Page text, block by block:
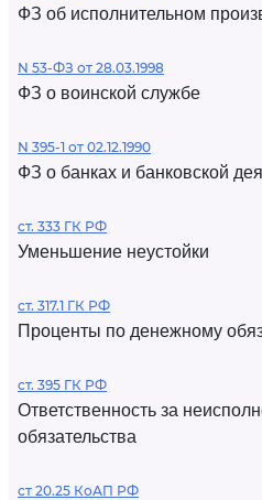
ФЗ об исполнительном
N 53-ФЗ от 28.03.1998
ФЗ о воинской службе
N 395-1 от 02.12.1990
ФЗ о банках и банковской
ст. 333 ГК РФ
Уменьшение неустойки
ст. 317.1 ГК РФ
Проценты по денежному
ст. 395 ГК РФ
Ответственность за
обязательства
ст 20.25 КоАП РФ